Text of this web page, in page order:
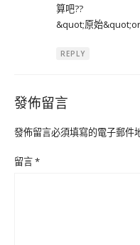
算吧??
&quot;原始
REPLY
發佈留言
發佈留言必須填寫的電子郵件
留言*